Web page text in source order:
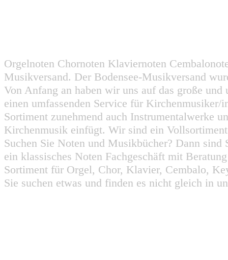
Orgelnoten Chornoten Klaviernoten
Musikversand. Der Bodensee-Musikversand
Von Anfang an haben wir uns auf das große
einen umfassenden Service für
Sortiment zunehmend auch Instrumentalwerke
Kirchenmusik einfügt. Wir sind ein
Suchen Sie Noten und Musikbücher? Dann
ein klassisches Noten Fachgeschäft mit
Sortiment für Orgel, Chor, Klavier, Cembalo,
Sie suchen etwas und finden es nicht gleich in